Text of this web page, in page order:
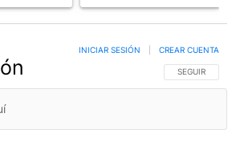
SIGA ESTA
SEGUIR
INICIAR SESIÓN CREAR CUENTA